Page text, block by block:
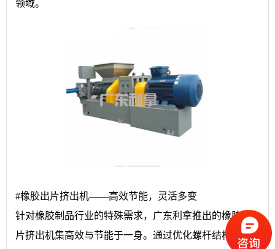
领域。
#橡胶出片挤出机——高效节能，灵活多变
针对橡胶制品行业的特殊需求，广东利拿推出的橡胶出
片挤出机集高效与节能于一身。通过优化螺杆结构，实